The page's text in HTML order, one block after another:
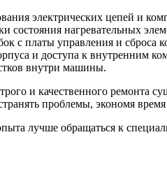
электрических цепей и
состояния нагревательных
с платы управления и сброса
и доступа к внутренним
внутри машины.
и качественного
проблемы, экономя
лучше обращаться к